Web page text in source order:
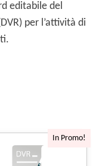
editabile del
per l’attività di
In Promo!